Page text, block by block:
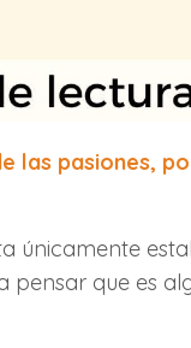
las pasiones,
únicamente
que es